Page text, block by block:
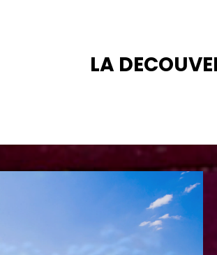
LA